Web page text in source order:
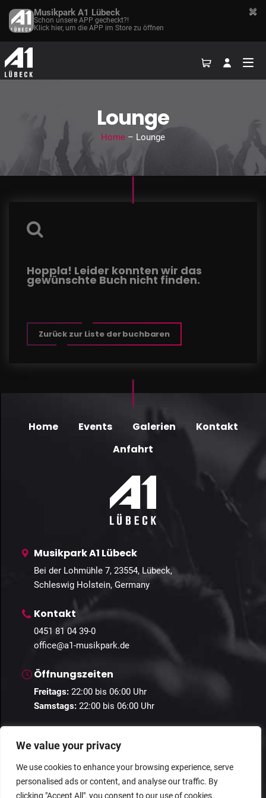
We value your privacy
We use cookies to enhance your browsing experience, serve
personalised ads or content, and analyse our traffic. By
clicking "Accept All", you consent to our use of cookies.
Lounge
Home– Lounge
Hoppla! Leider konnten wir das
gewünschte Buch nicht finden.
Zurück zur Liste der buchbaren
Home Events Galerien
Kontakt
Anfahrt
Musikpark A1 Lübeck
Bei der Lohmühle 7, 23554, Lübeck,
Schleswig Holstein, Germany
Kontakt
0451 81 04 39-0
office@a1-musikpark.de
Öffnungszeiten
Freitags: 22:00 bis 06:00 Uhr
Samstags: 22:00 bis 06:00 Uhr
© 2024 Guestastic. Alle Rechte vorbehalten.
Musikpark A1 Lübeck
Schon unsere APP gecheckt?!
Klick hier, um die APP im Store zu öffnen